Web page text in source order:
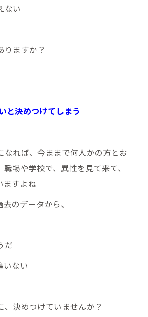
ない
りますか？
と決めつけてしまう
なれば、今ままで何人かの方とお
場や学校で、異性を見て来て、
ますよね
のデータから、
だ
いない
、決めつけていませんか？